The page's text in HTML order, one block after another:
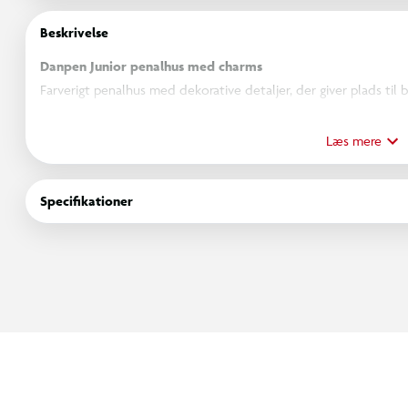
Beskrivelse
Danpen Junior penalhus med charms
Farverigt penalhus med dekorative detaljer, der giver plads
Penalhuset fås i flere farvevarianter med motiver som panda,
et personligt præg, og der er mulighed for at tilkøbe ekstra
Læs mere
Specifikationer